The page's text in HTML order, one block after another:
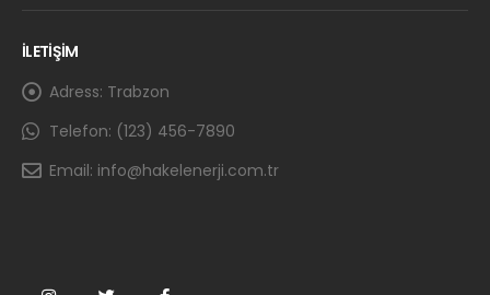
İLETİŞİM
Adress: Trabzon
Telefon: (123) 456-7890
Email: info@hakelenerji.com.tr